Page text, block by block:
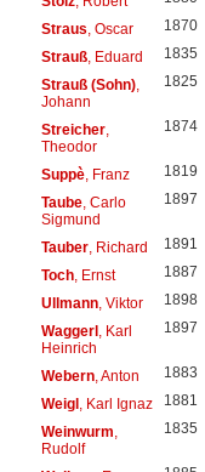
Straus , Oscar 1870
Strauß, Eduard 1835
Strauß (Sohn),
Johann
1825
Streicher,
Theodor
1874
Suppè, Franz 1819
Taube, Carlo
Sigmund
1897
Tauber, Richard 1891
Toch, Ernst 1887
Ullmann, Viktor 1898
Waggerl, Karl
Heinrich
1897
Webern, Anton 1883
Weigl, Karl Ignaz 1881
Weinwurm
Rudolf
1835